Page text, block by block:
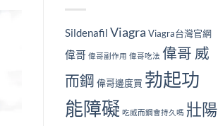
Sildenafil Viagra Viagra台灣官網
偉哥 偉哥副作用 偉哥吃法 偉哥 威
而鋼 偉哥邊度買 勃起功
能障礙 吃威而鋼會持久嗎 壯陽